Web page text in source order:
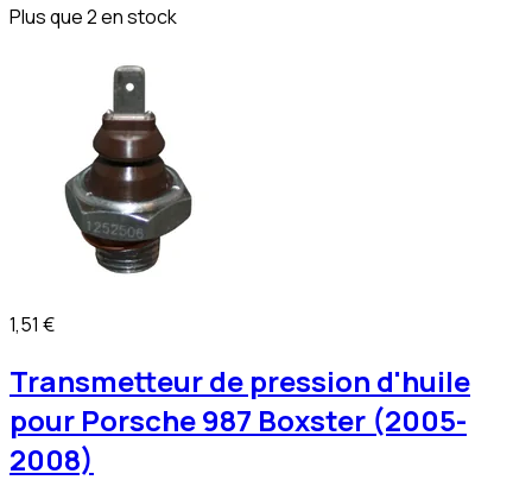
Plus que 2 en stock
1,51 €
Transmetteur de pression d'huile
pour Porsche 987 Boxster (2005-
2008)